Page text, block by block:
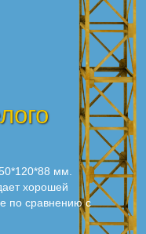
мм.
хорошей
по сравнению с